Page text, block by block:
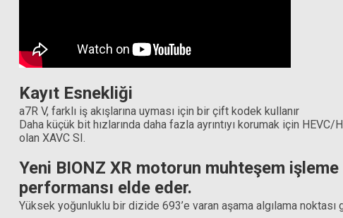
Kayıt Esnekliği
a7R V, farklı iş akışlarına uyması için bir çift kodek kullanır
Daha küçük bit hızlarında daha fazla ayrıntıyı korumak için
olan XAVC SI.
Yeni BIONZ XR motorun muhteşem
performansı elde eder.
Yüksek yoğunluklu bir dizide 693’e varan aşama algılama noktası